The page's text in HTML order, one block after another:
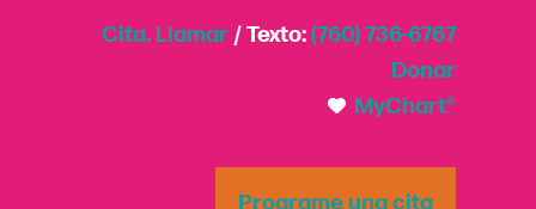
Cita. Llamar / Texto:(760) 736-6767
Donar
MyChart®
Programe una cita